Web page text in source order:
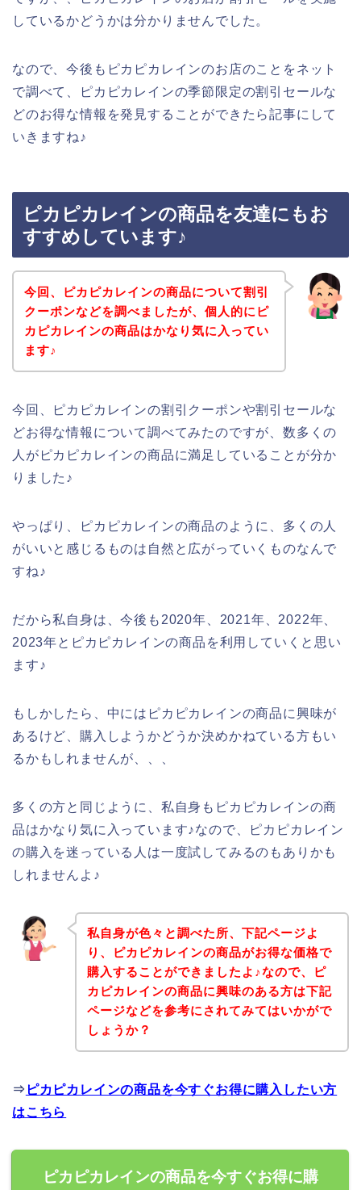
しているかどうかは分かりませんでした。
なので、今後もピカピカレインのお店のことをネット
で調べて、ピカピカレインの季節限定の割引セールな
どのお得な情報を発見することができたら記事にして
いきますね♪
ピカピカレインの商品を友達にもお
すすめしています♪
今回、ピカピカレインの商品について割引
クーポンなどを調べましたが、個人的にピ
カピカレインの商品はかなり気に入ってい
ます♪
今回、ピカピカレインの割引クーポンや割引セールな
どお得な情報について調べてみたのですが、数多くの
人がピカピカレインの商品に満足していることが分か
りました♪
やっぱり、ピカピカレインの商品のように、多くの人
がいいと感じるものは自然と広がっていくものなんで
すね♪
だから私自身は、今後も2020年、2021年、2022年、
2023年とピカピカレインの商品を利用していくと思い
ます♪
もしかしたら、中にはピカピカレインの商品に興味が
あるけど、購入しようかどうか決めかねている方もい
るかもしれませんが、、、
多くの方と同じように、私自身もピカピカレインの商
品はかなり気に入っています♪なので、ピカピカレイン
の購入を迷っている人は一度試してみるのもありかも
しれませんよ♪
私自身が色々と調べた所、下記ページよ
り、ピカピカレインの商品がお得な価格で
購入することができましたよ♪なので、ピ
カピカレインの商品に興味のある方は下記
ページなどを参考にされてみてはいかがで
しょうか？
⇒ ピカピカレインの商品を今すぐお得に購入したい方
はこちら
ピカピカレインの商品を今すぐお得に購